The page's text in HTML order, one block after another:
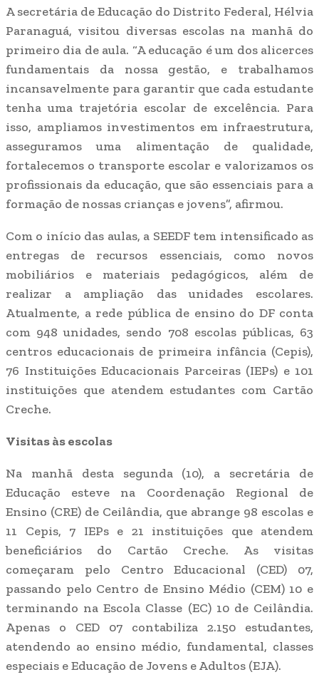
A secretária de Educação do Distrito Federal, Hélvia
Paranaguá, visitou diversas escolas na manhã do
primeiro dia de aula. “A educação é um dos alicerces
fundamentais da nossa gestão, e trabalhamos
incansavelmente para garantir que cada estudante
tenha uma trajetória escolar de excelência. Para
isso, ampliamos investimentos em infraestrutura,
asseguramos uma alimentação de qualidade,
fortalecemos o transporte escolar e valorizamos os
profissionais da educação, que são essenciais para a
formação de nossas crianças e jovens”, afirmou.
Com o início das aulas, a SEEDF tem intensificado as
entregas de recursos essenciais, como novos
mobiliários e materiais pedagógicos, além de
realizar a ampliação das unidades escolares.
Atualmente, a rede pública de ensino do DF conta
com 948 unidades, sendo 708 escolas públicas, 63
centros educacionais de primeira infância (Cepis),
76 Instituições Educacionais Parceiras (IEPs) e 101
instituições que atendem estudantes com Cartão
Creche.
Visitas às escolas
Na manhã desta segunda (10), a secretária de
Educação esteve na Coordenação Regional de
Ensino (CRE) de Ceilândia, que abrange 98 escolas e
11 Cepis, 7 IEPs e 21 instituições que atendem
beneficiários do Cartão Creche. As visitas
começaram pelo Centro Educacional (CED) 07,
passando pelo Centro de Ensino Médio (CEM) 10 e
terminando na Escola Classe (EC) 10 de Ceilândia.
Apenas o CED 07 contabiliza 2.150 estudantes,
atendendo ao ensino médio, fundamental, classes
especiais e Educação de Jovens e Adultos (EJA).